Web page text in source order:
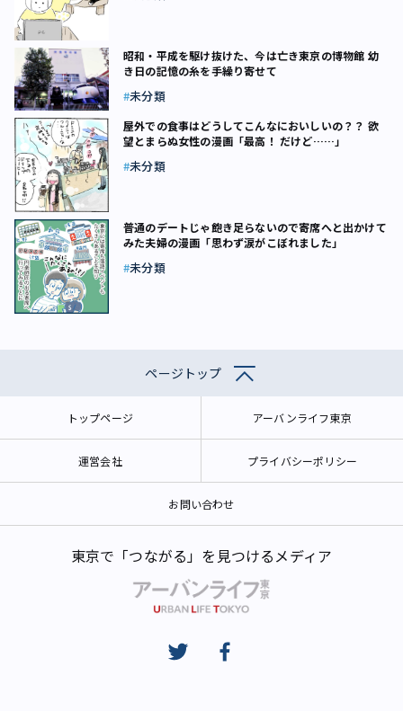
昭和・平成を駆け抜けた、今は亡き東京の博物館 幼
き日の記憶の糸を手繰り寄せて
未分類
屋外での食事はどうしてこんなにおいしいの？？ 欲
望とまらぬ女性の漫画「最高！ だけど……」
未分類
普通のデートじゃ飽き足らないので寄席へと出かけて
みた夫婦の漫画「思わず涙がこぼれました」
未分類
ページトップ
トップページ アーバンライフ東京
運営会社 プライバシーポリシー
お問い合わせ
東京で「つながる」を見つけるメディア